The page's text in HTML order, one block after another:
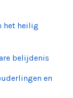
het heilig
belijdenis
en